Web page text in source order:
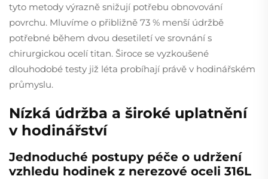
tyto metody výrazně snižují potřebu obnovování
povrchu. Mluvíme o přibližně 73 % menší údržbě
potřebné během dvou desetiletí ve srovnání s
chirurgickou ocelí titan. Široce se vyzkoušené
dlouhodobé testy již léta probíhají právě v hodinářském
průmyslu.
Nízká údržba a široké uplatnění
v hodinářství
Jednoduché postupy péče o udržení
vzhledu hodinek z nerezové oceli 316L